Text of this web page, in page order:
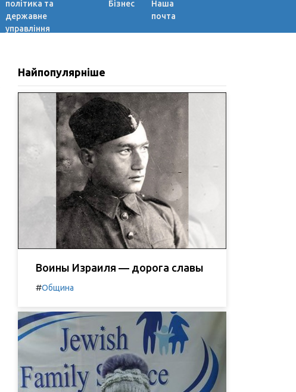
політика та
державне
управління
Бізнес
Наша
почта
Найпопулярніше
Воины Израиля — дорога славы
#Община